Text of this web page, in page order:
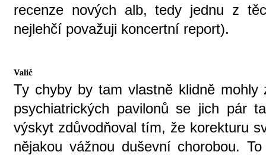
recenze nových alb, tedy jednu z
nejlehčí považuji koncertní report).
Valič
Ty chyby by tam vlastně klidně
psychiatrických pavilonů se jich pár
výskyt zdůvodňoval tím, že korekturu
nějakou vážnou duševní chorobou.